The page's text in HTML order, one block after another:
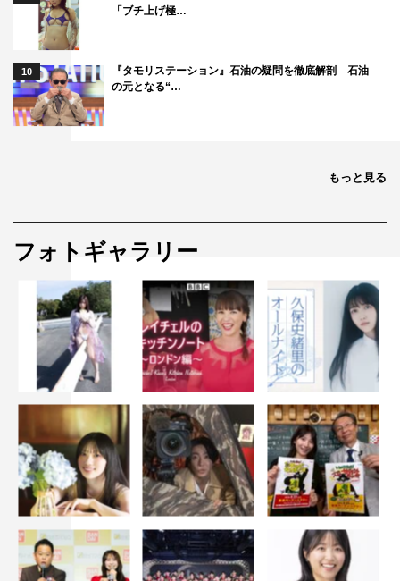
「ブチ上げ極…
10
『タモリステーション』石油の疑問を徹底解剖 石油
の元となる“…
もっと見る
フォトギャラリー